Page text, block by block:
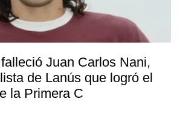
Juan Carlos Nani,
de Lanús que logró el
la Primera C